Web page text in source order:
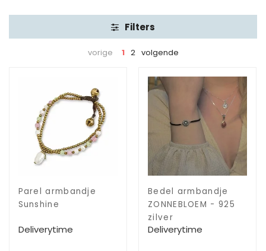
Filters
vorige 1 2 volgende
Parel armbandje
Sunshine
Deliverytime
Bedel armbandje
ZONNEBLOEM - 925
zilver
Deliverytime